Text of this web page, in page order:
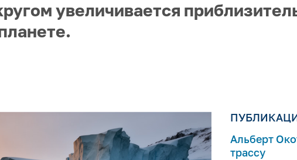
увеличивается
Альберт
трассу